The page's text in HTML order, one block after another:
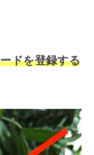
ドを登録する